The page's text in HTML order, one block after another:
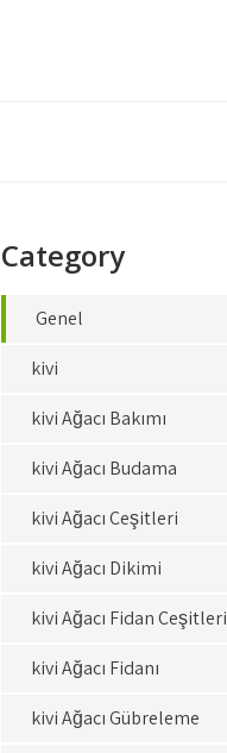
Category
Genel
kivi
kivi Ağacı Bakımı
kivi Ağacı Budama
kivi Ağacı Çeşitleri
kivi Ağacı Dikimi
kivi Ağacı Fidan Çeşitleri
kivi Ağacı Fidanı
kivi Ağacı Gübreleme